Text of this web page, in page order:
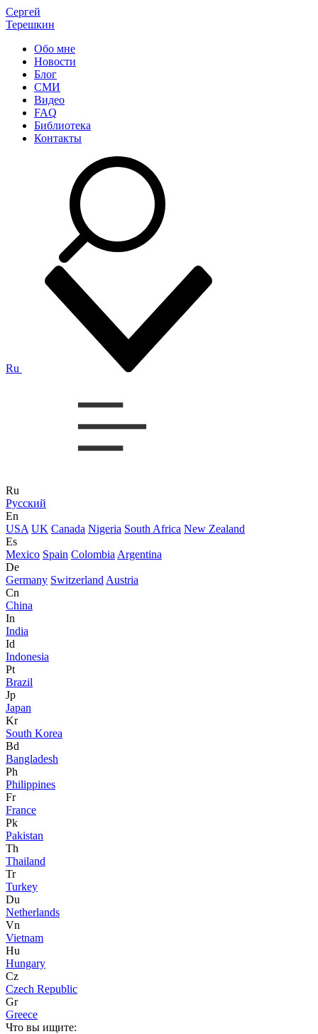
Сергей
Терешкин
Обо мне
Новости
Блог
СМИ
Видео
FAQ
Библиотека
Контакты
Ru
Ru
Русский
En
USA UK Canada Nigeria South Africa New Zealand
Es
Mexico Spain Colombia Argentina
De
Germany Switzerland Austria
Cn
China
In
India
Id
Indonesia
Pt
Brazil
Jp
Japan
Kr
South Korea
Bd
Bangladesh
Ph
Philippines
Fr
France
Pk
Pakistan
Th
Thailand
Tr
Turkey
Du
Netherlands
Vn
Vietnam
Hu
Hungary
Cz
Czech Republic
Gr
Greece
Что вы ищите: